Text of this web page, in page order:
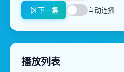
下一集
自动连播
播放列表